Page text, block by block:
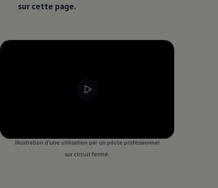
sur cette page.
Remaining time, --:--
Illustration d'une utilisation par un pilote professionnel
sur circuit fermé.